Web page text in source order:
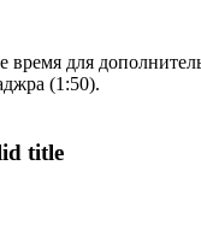
для
(1:50).
title